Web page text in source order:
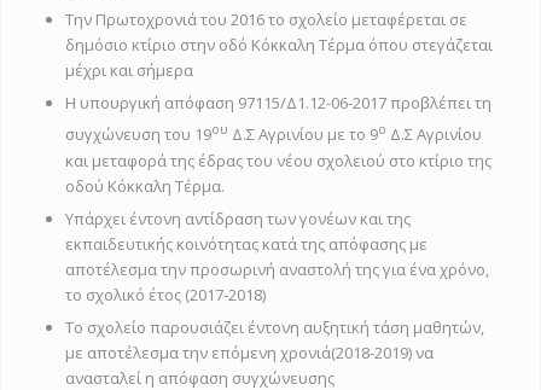
Την Πρωτοχρονιά του 2016 το σχολείο μεταφέρεται σε
δημόσιο κτίριο στην οδό Κόκκαλη Τέρμα όπου στεγάζεται
μέχρι και σήμερα
Η υπουργική απόφαση 97115/Δ1.12-06-2017 προβλέπει τη
συγχώνευση του 19ου Δ.Σ Αγρινίου με το 9ο Δ.Σ Αγρινίου
και μεταφορά της έδρας του νέου σχολειού στο κτίριο της
οδού Κόκκαλη Τέρμα.
Υπάρχει έντονη αντίδραση των γονέων και της
εκπαιδευτικής κοινότητας κατά της απόφασης με
αποτέλεσμα την προσωρινή αναστολή της για ένα χρόνο,
το σχολικό έτος (2017-2018)
Το σχολείο παρουσιάζει έντονη αυξητική τάση μαθητών,
με αποτέλεσμα την επόμενη χρονιά(2018-2019) να
ανασταλεί η απόφαση συγχώνευσης